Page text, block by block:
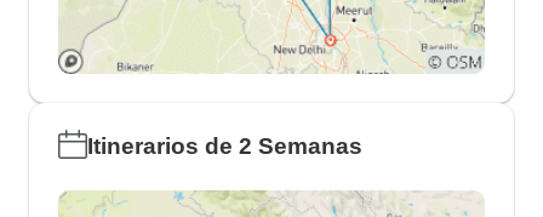
Itinerarios de 2 Semanas